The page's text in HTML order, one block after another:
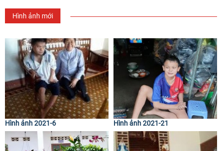
Hình ảnh mới
Hình ảnh 2021-6 Hình ảnh 2021-21